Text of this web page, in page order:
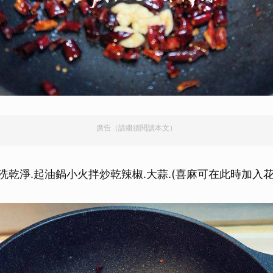
廣告（請繼續閱讀本文）
乾淨.起油鍋小火拌炒乾辣椒.大蒜.(喜麻可在此時加入